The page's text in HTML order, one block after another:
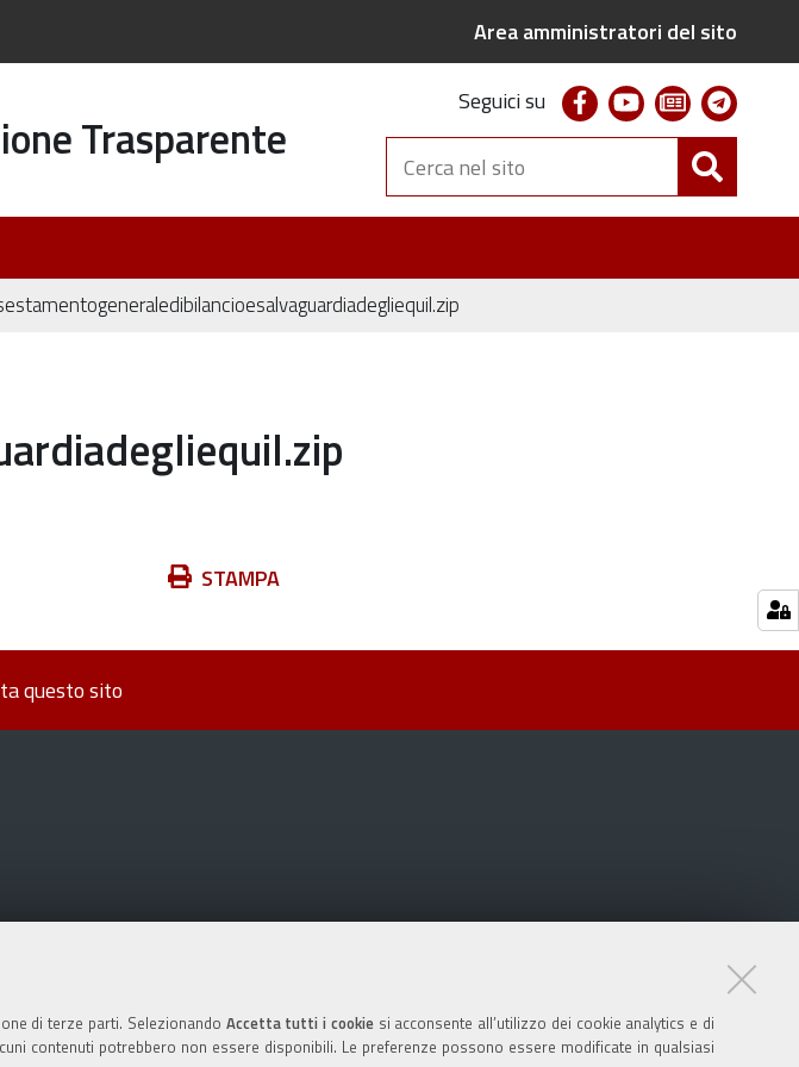
di terze parti. Selezionando Accetta tutti i cookiesi acconsente all’utilizzo dei cookie analytics e di
contenuti potrebbero non essere disponibili. Le preferenze possono essere modificate in qualsiasi
Area amministratori del sito
Trasparente
Seguici su facebookyoutubenewsletter
Cerca
nel
sito
Azioni STAMPA
questo sito